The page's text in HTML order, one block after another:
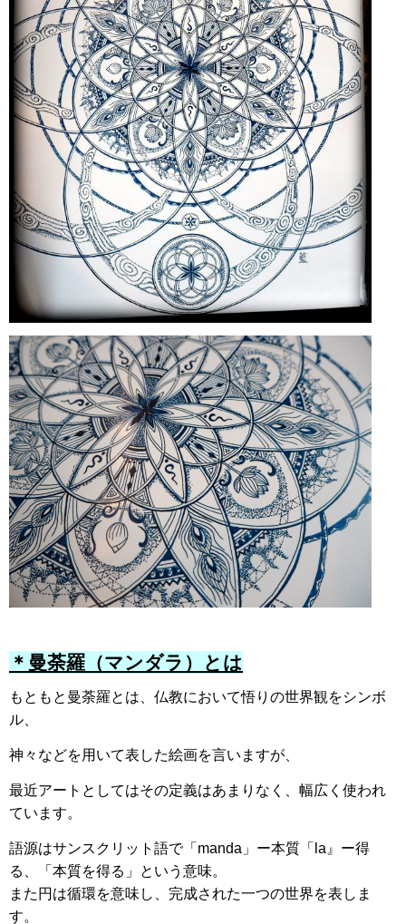
＊曼荼羅（マンダラ）とは
もともと曼荼羅とは、仏教において悟りの世界観をシンボ
ル、
神々などを用いて表した絵画を言いますが、
最近アートとしてはその定義はあまりなく、幅広く使われ
ています。
語源はサンスクリット語で「manda」ー本質「la』ー得
る、「本質を得る」という意味。
また円は循環を意味し、完成された一つの世界を表しま
す。